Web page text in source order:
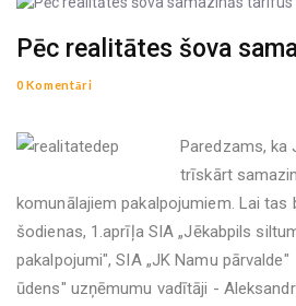
Pēc realitātes šova
0 Komentāri
Paredzams, ka
trīskārt
komunālajiem pakalpojumiem. Lai tas
šodienas, 1.aprīļa SIA „Jēkabpils
pakalpojumi", SIA „JK Namu
ūdens" uzņēmumu vadītāji -